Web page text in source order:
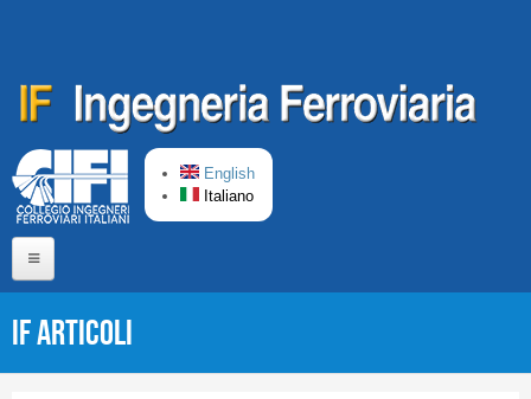
English
Italiano
IF Articoli